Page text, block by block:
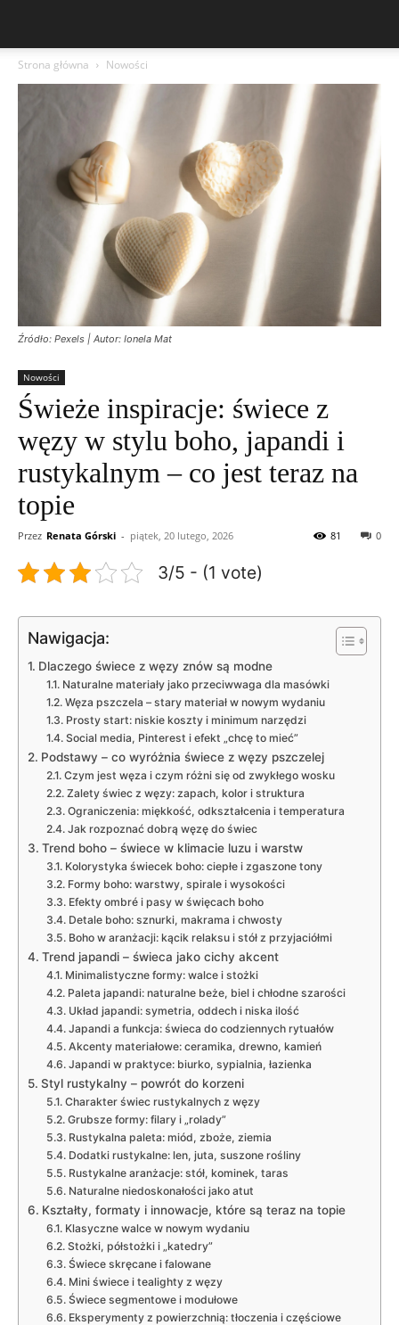
Strona główna Nowości
Źródło: Pexels | Autor: Ionela Mat
Nowości
Świeże inspiracje: świece z
węzy w stylu boho, japandi i
rustykalnym – co jest teraz na
topie
Przez Renata Górski - piątek, 20 lutego, 2026 0
81
3/5 - (1 vote)
Nawigacja:
Dlaczego świece z węzy znów są modne
Naturalne materiały jako przeciwwaga dla masówki
Węza pszczela – stary materiał w nowym wydaniu
Prosty start: niskie koszty i minimum narzędzi
Social media, Pinterest i efekt „chcę to mieć”
Podstawy – co wyróżnia świece z węzy pszczelej
Czym jest węza i czym różni się od zwykłego wosku
Zalety świec z węzy: zapach, kolor i struktura
Ograniczenia: miękkość, odkształcenia i temperatura
Jak rozpoznać dobrą węzę do świec
Trend boho – świece w klimacie luzu i warstw
Kolorystyka świecek boho: ciepłe i zgaszone tony
Formy boho: warstwy, spirale i wysokości
Efekty ombré i pasy w święcach boho
Detale boho: sznurki, makrama i chwosty
Boho w aranżacji: kącik relaksu i stół z przyjaciółmi
Trend japandi – świeca jako cichy akcent
Minimalistyczne formy: walce i stożki
Paleta japandi: naturalne beże, biel i chłodne szarości
Układ japandi: symetria, oddech i niska ilość
Japandi a funkcja: świeca do codziennych rytuałów
Akcenty materiałowe: ceramika, drewno, kamień
Japandi w praktyce: biurko, sypialnia, łazienka
Styl rustykalny – powrót do korzeni
Charakter świec rustykalnych z węzy
Grubsze formy: filary i „rolady”
Rustykalna paleta: miód, zboże, ziemia
Dodatki rustykalne: len, juta, suszone rośliny
Rustykalne aranżacje: stół, kominek, taras
Naturalne niedoskonałości jako atut
Kształty, formaty i innowacje, które są teraz na topie
Klasyczne walce w nowym wydaniu
Stożki, półstożki i „katedry”
Świece skręcane i falowane
Mini świece i tealighty z węzy
Świece segmentowe i modułowe
Eksperymenty z powierzchnią: tłoczenia i częściowe